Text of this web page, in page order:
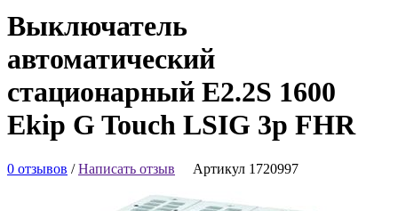
Выключатель
автоматический
стационарный E2.2S 1600
Ekip G Touch LSIG 3p FHR
0 отзывов /Написать отзыв Артикул 1720997